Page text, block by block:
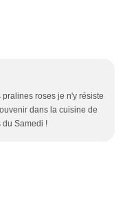
roses je n'y résiste
dans la cuisine de
du Samedi !